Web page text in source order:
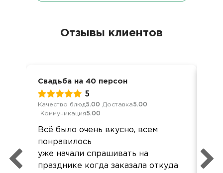
Отзывы клиентов
Свадьба на 40 персон
5
Качество блюд5.00 Доставка5.00
Коммуникация5.00
Всё было очень вкусно, всем
понравилось
уже начали спрашивать на
празднике когда заказала откуда